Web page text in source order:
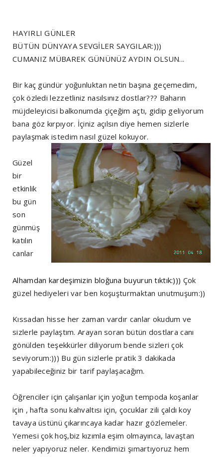
HAYIRLI GÜNLER
BÜTÜN DÜNYAYA SEVGİLER SAYGILAR:)))
CUMANIZ MÜBAREK GÜNÜNÜZ AYDIN OLSUN...
Bir kaç gündür yoğunluktan netin başına geçemedim,
çok özledi lezzetliniz nasılsınız dostlar??? Baharın
müjdeleyicisi balkonumda çiçeğim açtı, gidip geliyorum
bana göz kırpıyor. İçiniz açılsın diye hemen sizlerle
paylaşmak istedim nasıl güzel kokuyor.
Güzel
bir
etkinlik
bu gün
son
günmüş
katılın
canlar
Alhamdan kardeşimizin bloğuna buyurun tıktık:))) Çok
güzel hediyeleri var ben koşuşturmaktan unutmuşum:))
Kıssadan hisse her zaman vardır canlar okudum ve
sizlerle paylaştım. Arayan soran bütün dostlara canı
gönülden teşekkürler diliyorum bende sizleri çok
seviyorum:))) Bu gün sizlerle pratik 3 dakikada
yapabileceğiniz bir tarif paylaşacağım.
Öğrenciler için çalışanlar için yoğun tempoda koşanlar
için , hafta sonu kahvaltısı için, çocuklar zili çaldı koy
tavaya üstünü çıkarıncaya kadar hazır gözlemeler.
Yemesi çok hoş,biz kızımla eşim olmayınca, lavaştan
neler yapıyoruz neler. Kendimizi şımartıyoruz hem